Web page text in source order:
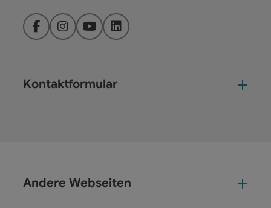
FacebookInstagramYouTubeLinkedIn
Kontaktformular
Andere Webseiten